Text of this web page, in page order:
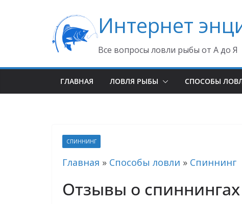
содержимому
Интернет
Все вопросы ловли рыбы от А до Я
ГЛАВНАЯ ЛОВЛЯ РЫБЫ СПОСОБЫ
СПИННИНГ
Главная » Способы ловли » Спиннинг
Отзывы о